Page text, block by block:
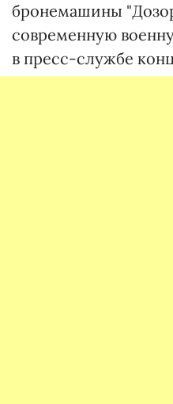
бронемашины
современную
в пресс-службе